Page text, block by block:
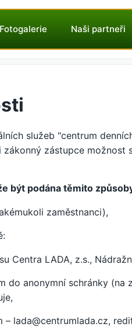
Fotogalerie Naši partneři
služeb "centrum
zástupce možnost
být podána těmito
zaměstnanci),
Centra LADA, z.s.,
do anonymní schránky
– lada@centrumlada.cz,